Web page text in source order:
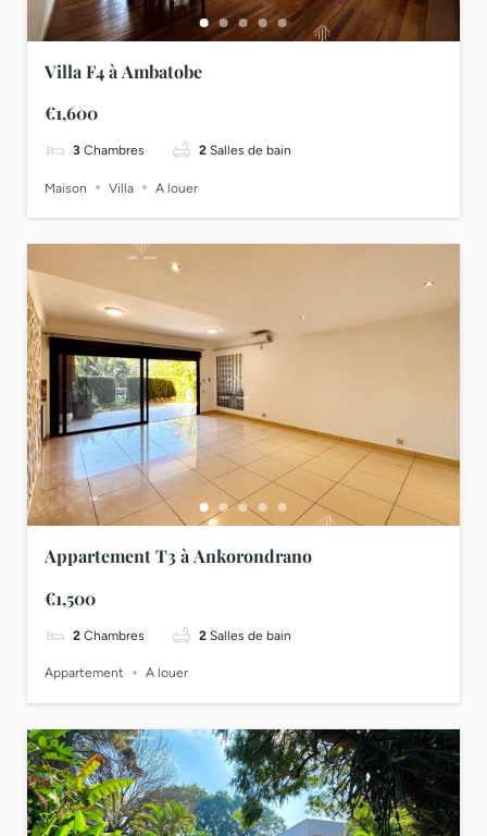
Villa F4 à Ambatobe
€1,600
3 Chambres 2 Salles de bain
Maison Villa A louer
Appartement T3 à Ankorondrano
€1,500
2 Chambres 2 Salles de bain
Appartement A louer